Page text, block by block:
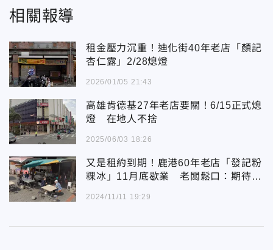
相關報導
租金壓力沉重！迪化街40年老店「顏記
杏仁露」2/28熄燈
2026/01/05 21:43
高雄肯德基27年老店要關！6/15正式熄
燈 在地人不捨
2025/06/03 18:26
又是租約到期！鹿港60年老店「發記粉
粿冰」11月底歇業 老闆鬆口：期待再
2024/11/11 19:29